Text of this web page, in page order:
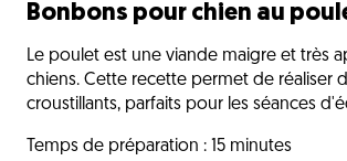
Bonbons pour chien au
Le poulet est une viande maigre et très
chiens. Cette recette permet de réaliser
croustillants, parfaits pour les séances
Temps de préparation : 15 minutes